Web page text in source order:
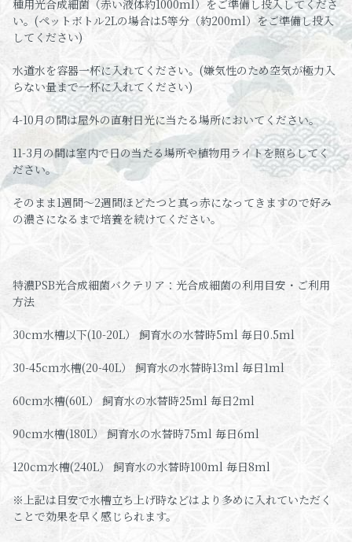
種用光合成細菌（赤い液体約1000ml）をご準備し投入してくださ
い。(ペットボトル2Lの場合は5等分（約200ml）をご準備し投入
してください)
水道水を容器一杯に入れてください。(嫌気性のため空気が極力入
らない量まで一杯に入れてください)
4-10月の間は屋外の直射日光に当たる場所においてください。
11-3月の間は室内で日の当たる場所や植物用ライトを照らしてく
ださい。
そのまま1週間～2週間ほどたつと真っ赤になってきますので好み
の濃さになるまで培養を続けてください。
特濃PSB光合成細菌バクテリア：光合成細菌の利用目安・ご利用
方法
30cm水槽以下(10-20L） 飼育水の水替時5ml 毎日0.5ml
30-45cm水槽(20-40L） 飼育水の水替時13ml 毎日1ml
60cm水槽(60L） 飼育水の水替時25ml 毎日2ml
90cm水槽(180L） 飼育水の水替時75ml 毎日6ml
120cm水槽(240L） 飼育水の水替時100ml 毎日8ml
※上記は目安で水槽立ち上げ時などはより多めに入れていただく
ことで効果を早く感じられます。